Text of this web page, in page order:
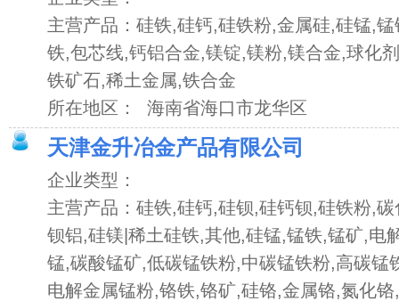
主营产品：硅铁,硅钙,硅铁粉,金属硅,硅锰,
铁,包芯线,钙铝合金,镁锭,镁粉,镁合金,球化
铁矿石,稀土金属,铁合金
所在地区： 海南省海口市龙华区
天津金升冶金产品有限公司
企业类型：
主营产品：硅铁,硅钙,硅钡,硅钙钡,硅铁粉,
钡铝,硅镁|稀土硅铁,其他,硅锰,锰铁,锰矿,电
锰,碳酸锰矿,低碳锰铁粉,中碳锰铁粉,高碳锰
电解金属锰粉,铬铁,铬矿,硅铬,金属铬,氮化